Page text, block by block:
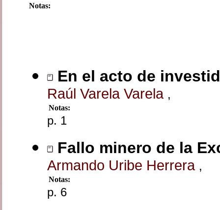
Notas:
En el acto de
Raúl Varela Varela ,
Notas:
p. 1
Fallo minero de la
Armando Uribe Herrera ,
Notas:
p. 6